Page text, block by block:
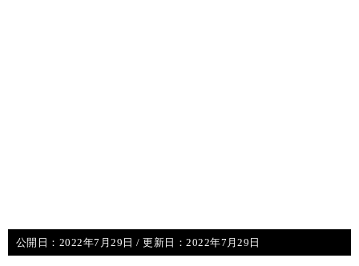
公開日： 2022年7月29日 / 更新日：2022年7月29日